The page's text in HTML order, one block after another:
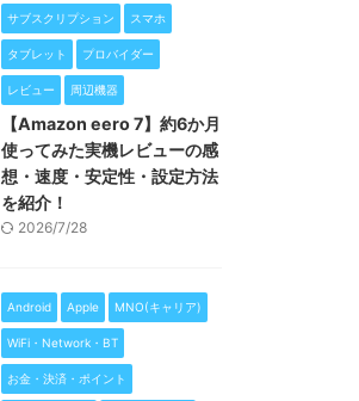
サブスクリプション スマホ
タブレット プロバイダー
レビュー 周辺機器
【Amazon eero 7】約6か月
使ってみた実機レビューの感
想・速度・安定性・設定方法
を紹介！
2026/7/28
Android Apple MNO(キャリア)
WiFi・Network・BT
お金・決済・ポイント